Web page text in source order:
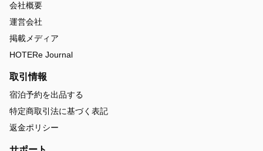
会社概要
運営会社
掲載メディア
HOTERe Journal
取引情報
宿泊予約を出品する
特定商取引法に基づく表記
返金ポリシー